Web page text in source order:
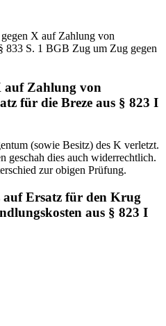
X auf Zahlung von
833 S. 1 BGB Zug um Zug gegen
auf Zahlung von
für die Breze aus § 823 I
(sowie Besitz) des K verletzt.
geschah dies auch widerrechtlich.
zur obigen Prüfung.
auf Ersatz für den Krug
aus § 823 I